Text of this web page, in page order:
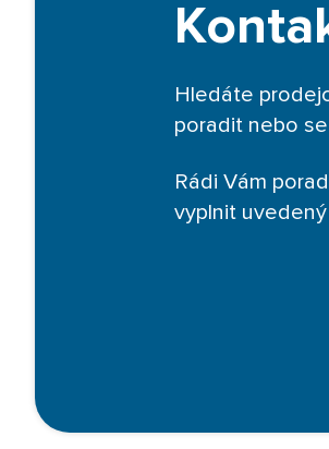
Hledáte
poradit nebo
Rádi Vám
vyplnit